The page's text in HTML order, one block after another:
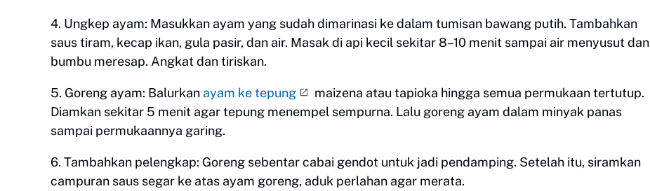
4. Ungkep ayam: Masukkan ayam yang sudah dimarinasi ke dalam tumisan bawang putih. Tambahkan
saus tiram, kecap ikan, gula pasir, dan air. Masak di api kecil sekitar 8–10 menit sampai air menyusut dan
bumbu meresap. Angkat dan tiriskan.
5. Goreng ayam: Balurkan ayam ke tepung
maizena atau tapioka hingga semua permukaan tertutup.
Diamkan sekitar 5 menit agar tepung menempel sempurna. Lalu goreng ayam dalam minyak panas
sampai permukaannya garing.
6. Tambahkan pelengkap: Goreng sebentar cabai gendot untuk jadi pendamping. Setelah itu, siramkan
campuran saus segar ke atas ayam goreng, aduk perlahan agar merata.